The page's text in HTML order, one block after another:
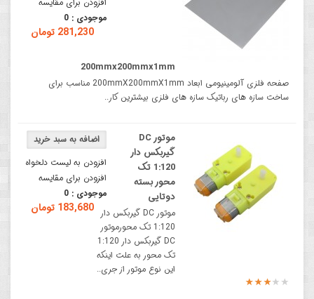
موجودی : 0
281,230 تومان
200mmx200mmx1mm
صفحه فلزی آلومینیومی ابعاد 200mmX200mmX1mm مناسب برای
ساخت سازه های رباتیک سازه های فلزی بیشترین کار..
افزودن به لیست دلخواه
افزودن برای مقایسه
موجودی : 0
183,680 تومان
موتور DC
گیربکس دار
1:120 تک
محور بسته
دوتایی
موتور DC گیربکس دار
1:120 تک محورموتور
DC گیربکس دار 1:120
تک محور به علت اینکه
این نوع موتور از جری..